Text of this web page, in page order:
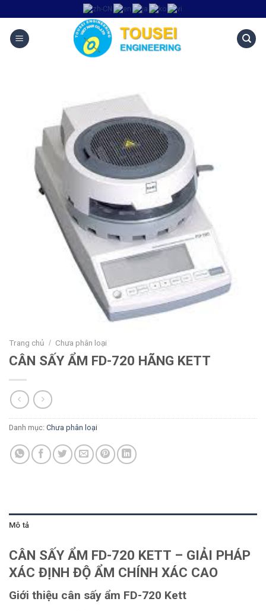
Trang chủ / Chưa phân loại
CÂN SẤY ẨM FD-720 HÃNG KETT
Danh mục: Chưa phân loại
Mô tả
CÂN SẤY ẨM FD-720 KETT – GIẢI PHÁP
XÁC ĐỊNH ĐỘ ẨM CHÍNH XÁC CAO
Giới thiệu cân sấy ẩm FD-720 Kett